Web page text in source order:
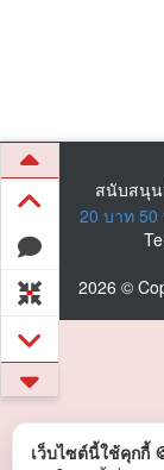
เว็บไซต์นี้ใช้คุกกี้
สนับสนุน
20 บาท 50
2026 ©